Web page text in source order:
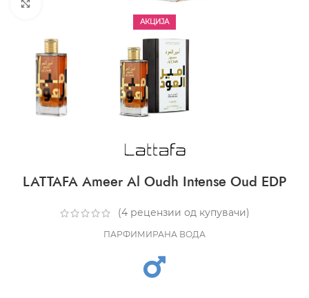
АКЦИЈА
LATTAFA Ameer Al Oudh Intense Oud EDP
(4рецензии од купувачи)
ПАРФИМИРАНА ВОДА